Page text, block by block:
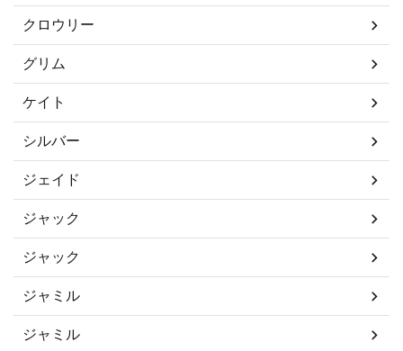
クロウリー
グリム
ケイト
シルバー
ジェイド
ジャック
ジャック
ジャミル
ジャミル